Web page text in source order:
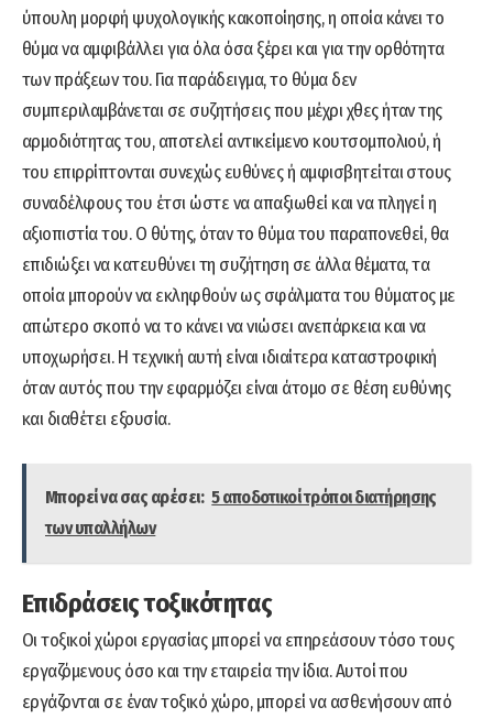
ύπουλη μορφή ψυχολογικής κακοποίησης, η οποία κάνει το
θύμα να αμφιβάλλει για όλα όσα ξέρει και για την ορθότητα
των πράξεων του. Για παράδειγμα, το θύμα δεν
συμπεριλαμβάνεται σε συζητήσεις που μέχρι χθες ήταν της
αρμοδιότητας του, αποτελεί αντικείμενο κουτσομπολιού, ή
του επιρρίπτονται συνεχώς ευθύνες ή αμφισβητείται στους
συναδέλφους του έτσι ώστε να απαξιωθεί και να πληγεί η
αξιοπιστία του. Ο θύτης, όταν το θύμα του παραπονεθεί, θα
επιδιώξει να κατευθύνει τη συζήτηση σε άλλα θέματα, τα
οποία μπορούν να εκληφθούν ως σφάλματα του θύματος με
απώτερο σκοπό να το κάνει να νιώσει ανεπάρκεια και να
υποχωρήσει. Η τεχνική αυτή είναι ιδιαίτερα καταστροφική
όταν αυτός που την εφαρμόζει είναι άτομο σε θέση ευθύνης
και διαθέτει εξουσία.
Μπορεί να σας αρέσει: 5 αποδοτικοί τρόποι διατήρησης
των υπαλλήλων
Επιδράσεις τοξικότητας
Οι τοξικοί χώροι εργασίας μπορεί να επηρεάσουν τόσο τους
εργαζόμενους όσο και την εταιρεία την ίδια. Αυτοί που
εργάζονται σε έναν τοξικό χώρο, μπορεί να ασθενήσουν από